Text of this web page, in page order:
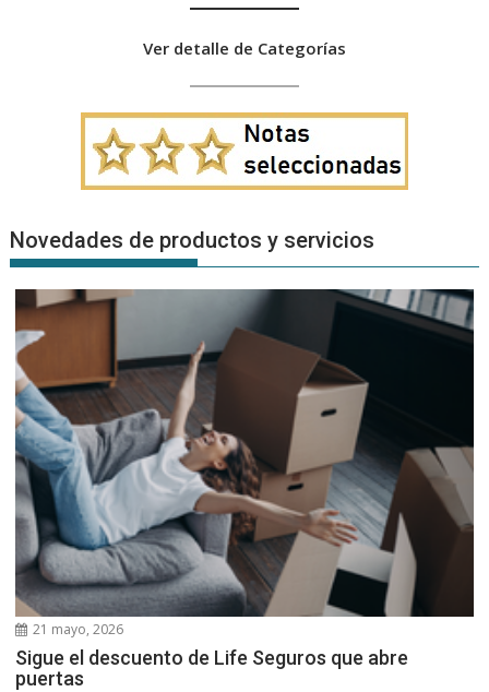
Ver detalle de Categorías
Novedades de productos y servicios
21 mayo, 2026
Sigue el descuento de Life Seguros que abre
puertas